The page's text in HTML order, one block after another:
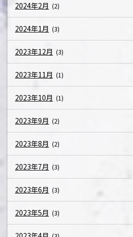
2024年2月 (2)
2024年1月 (3)
2023年12月 (3)
2023年11月 (1)
2023年10月 (1)
2023年9月 (2)
2023年8月 (2)
2023年7月 (3)
2023年6月 (3)
2023年5月 (3)